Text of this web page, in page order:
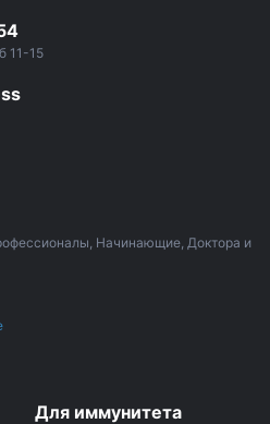
11-15
Начинающие, Доктора и
Для иммунитета